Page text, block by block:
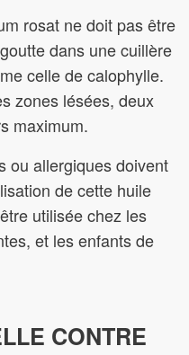
rosat ne doit pas être
dans une cuillère
celle de calophylle.
zones lésées, deux
maximum.
ou allergiques doivent
de cette huile
utilisée chez les
et les enfants de
CONTRE